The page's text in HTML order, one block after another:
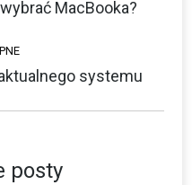
MacBooka?
systemu
posty